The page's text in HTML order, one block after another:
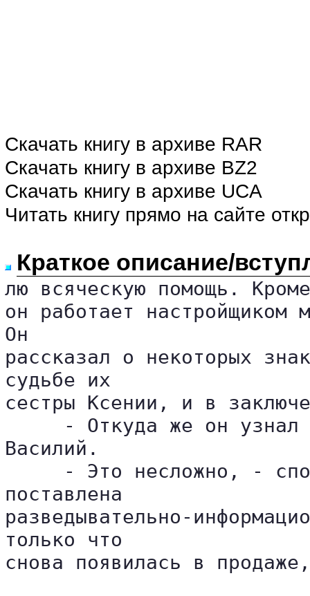
Скачать книгу в архиве RAR
Скачать книгу в архиве BZ2
Скачать книгу в архиве UCA
Читать книгу прямо на сайте
Краткое описание/
лю всяческую помощь.
он работает настройщиком
Он
рассказал о некоторых
судьбе их
сестры Ксении, и в
- Откуда же он
Василий.
- Это несложно, -
поставлена
разведывательно-
только что
снова появилась в